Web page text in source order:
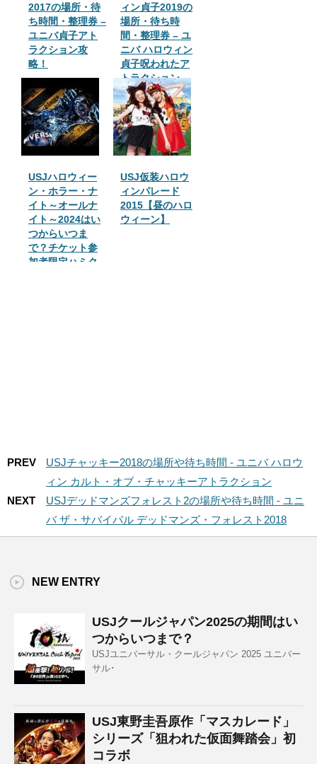
2017の場所・待
ち時間・整理券 –
ユニバ貞子アト
ラクション攻
略！
ィン貞子2019の
場所・待ち時
間・整理券 – ユ
ニバ ハロウィン
貞子呪われたア
トラクション
USJハロウィー
ン・ホラー・ナ
イト～オールナ
イト～2024はい
つからいつま
で？チケット参
加者限定ハミク
USJ仮装ハロウ
ィンパレード
2015【昼のハロ
ウィーン】
PREV
USJチャッキー2018の場所や待ち時間 - ユニバ ハロウ
ィン カルト・オブ・チャッキーアトラクション
NEXT
USJデッドマンズフォレスト2の場所や待ち時間 - ユニ
バ ザ・サバイバル デッドマンズ・フォレスト2018
NEW ENTRY
USJクールジャパン2025の期間はい
つからいつまで？
USJユニバーサル・クールジャパン 2025 ユニバー
サル･
USJ東野圭吾原作「マスカレード」
シリーズ「狙われた仮面舞踏会」初
コラボ